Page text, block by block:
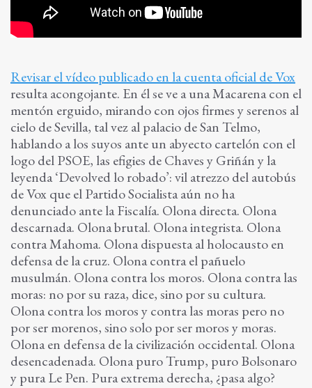
Revisar el vídeo publicado en la cuenta oficial de Vox
resulta acongojante. En él se ve a una Macarena con el
mentón erguido, mirando con ojos firmes y serenos al
cielo de Sevilla, tal vez al palacio de San Telmo,
hablando a los suyos ante un abyecto cartelón con el
logo del PSOE, las efigies de Chaves y Griñán y la
leyenda ‘Devolved lo robado’: vil atrezzo del autobús
de Vox que el Partido Socialista aún no ha
denunciado ante la Fiscalía. Olona directa. Olona
descarnada. Olona brutal. Olona integrista. Olona
contra Mahoma. Olona dispuesta al holocausto en
defensa de la cruz. Olona contra el pañuelo
musulmán. Olona contra los moros. Olona contra las
moras: no por su raza, dice, sino por su cultura.
Olona contra los moros y contra las moras pero no
por ser morenos, sino solo por ser moros y moras.
Olona en defensa de la civilización occidental. Olona
desencadenada. Olona puro Trump, puro Bolsonaro
y pura Le Pen. Pura extrema derecha, ¿pasa algo?